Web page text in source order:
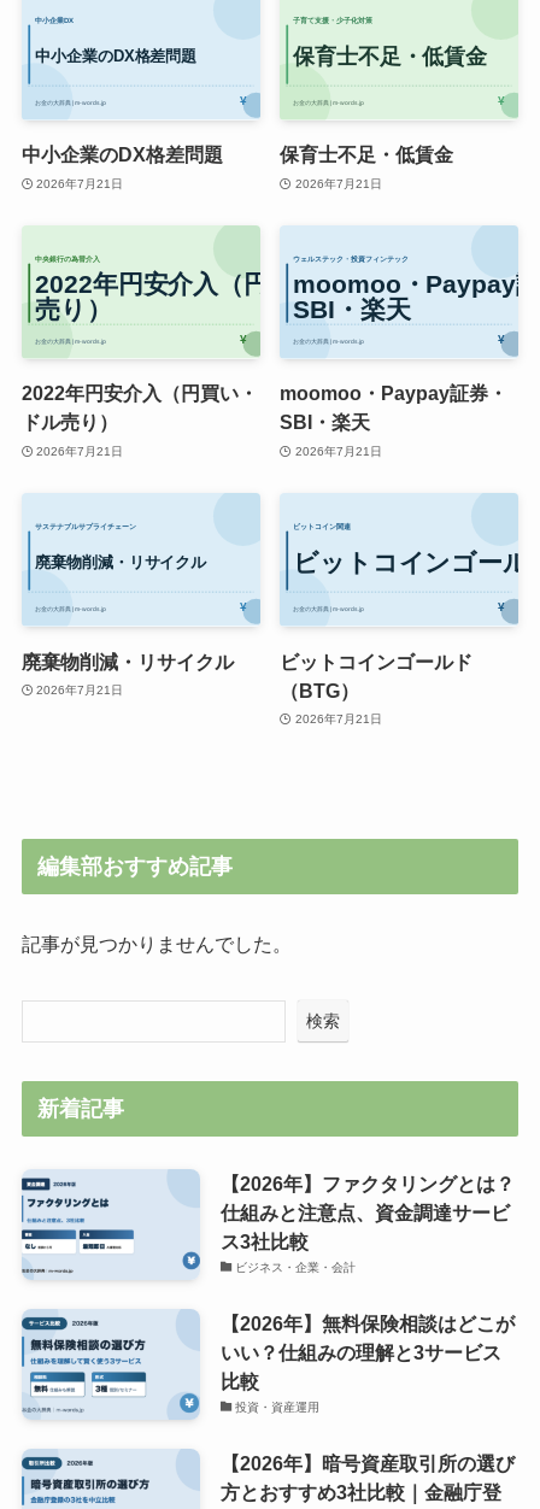
中小企業のDX格差問題
2026年7月21日
保育士不足・低賃金
2026年7月21日
2022年円安介入（円買い・
ドル売り）
2026年7月21日
moomoo・Paypay証券・
SBI・楽天
2026年7月21日
廃棄物削減・リサイクル
2026年7月21日
ビットコインゴールド
（BTG）
2026年7月21日
編集部おすすめ記事
記事が見つかりませんでした。
検索
新着記事
【2026年】ファクタリングとは？
仕組みと注意点、資金調達サービ
ス3社比較
ビジネス・企業・会計
【2026年】無料保険相談はどこが
いい？仕組みの理解と3サービス
比較
投資・資産運用
【2026年】暗号資産取引所の選び
方とおすすめ3社比較｜金融庁登